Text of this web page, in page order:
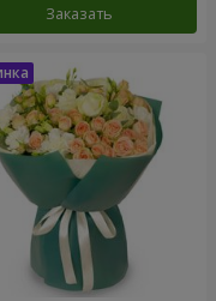
Заказать